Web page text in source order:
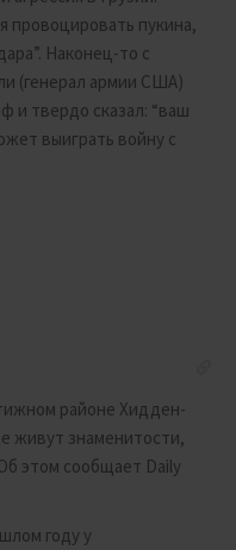
провоцировать пукина,
Наконец-то с
(генерал армии США)
и твердо сказал: “ваш
выиграть войну с
районе Хидден-
живут знаменитости,
этом сообщает Daily
году у